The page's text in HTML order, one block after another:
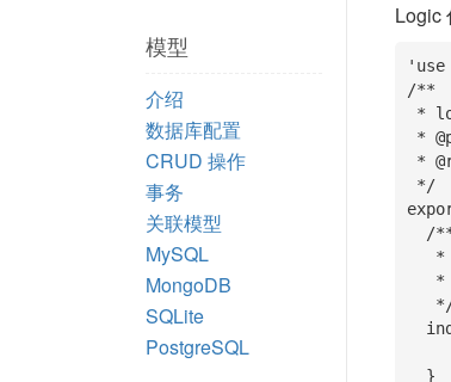
模型
介绍
数据库配置
CRUD 操作
事务
关联模型
MySQL
MongoDB
SQLite
PostgreSQL
Logic
/**